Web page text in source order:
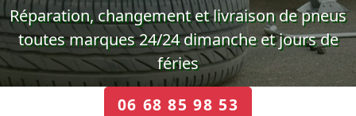
Réparation, changement et livraison de pneus
toutes marques 24/24 dimanche et jours de
féries
06 68 85 98 53